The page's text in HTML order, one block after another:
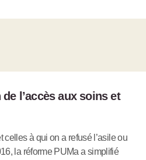
l’accès aux soins et
celles à qui on a refusé l’asile ou
la réforme PUMa a simplifié